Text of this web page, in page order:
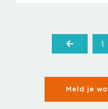
1
Meld je